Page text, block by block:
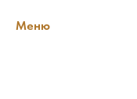
Меню